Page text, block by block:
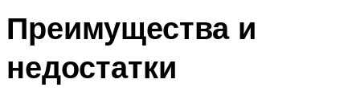
Преимущества и
недостатки